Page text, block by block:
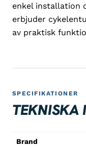
enkel installation
erbjuder
av praktisk
SPECIFIKATIONER
TEKNISKA
Brand